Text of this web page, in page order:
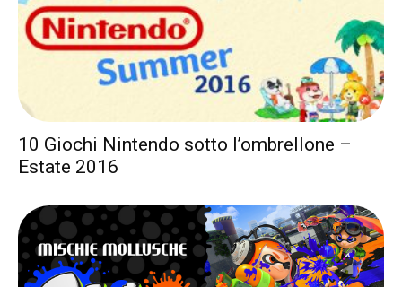
10 Giochi Nintendo sotto l’ombrellone –
Estate 2016